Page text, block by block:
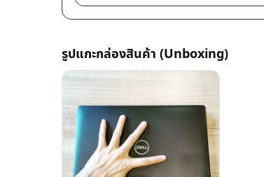
รูปแกะกล่องสินค้า (Unboxing)